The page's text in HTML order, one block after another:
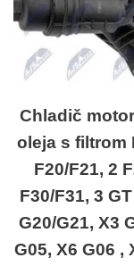
Chladič
oleja s filtrom
F20/F21, 2
F30/F31, 3
G20/G21, X3
G05, X6 G06 ,